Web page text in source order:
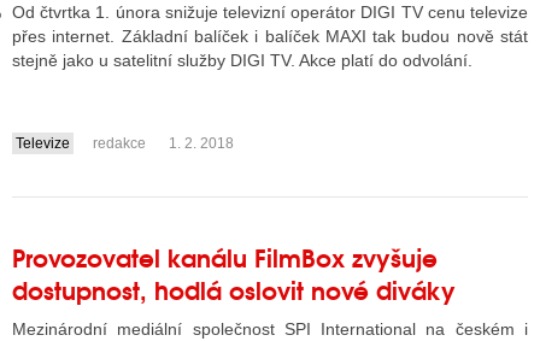
Od čtvrtka 1. února snižuje televizní operátor DIGI TV cenu televize
přes internet. Základní balíček i balíček MAXI tak budou nově stát
stejně jako u satelitní služby DIGI TV. Akce platí do odvolání.
....
Televize redakce 1. 2. 2018
Provozovatel kanálu FilmBox zvyšuje
dostupnost, hodlá oslovit nové diváky
Mezinárodní mediální společnost SPI International na českém i